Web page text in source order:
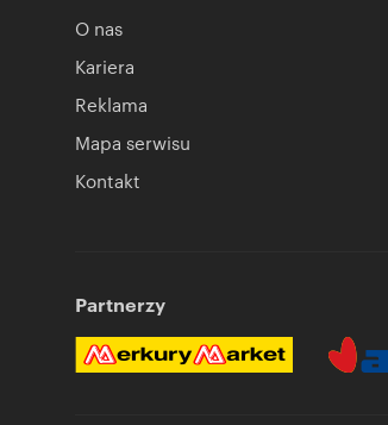
O nas
Kariera
Reklama
Mapa serwisu
Kontakt
Partnerzy